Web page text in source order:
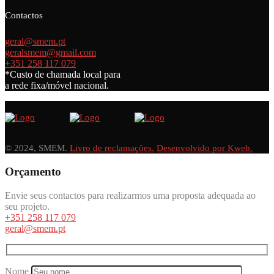
Contactos
geral@smem.pt
geralsmem@gmail.com
+351 258 117 079
*Custo de chamada local para
a rede fixa/móvel nacional.
© 2024, SMEM. Livro de reclamações. Desenvolvido por Kweb.
Orçamento
Envie seus contactos para realizarmos uma proposta adequada ao
seu projeto.
+351 258 117 079
geral@smem.pt
Nome